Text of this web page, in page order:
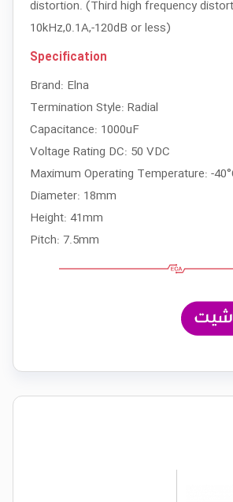
distortion. (Third high frequency
10kHz,0.1A,-120dB or less)
Specification
Brand: Elna
Termination Style: Radial
Capacitance: 1000uF
Voltage Rating DC: 50 VDC
Maximum Operating Temperature: -
Diameter: 18mm
Height: 41mm
Pitch: 7.5mm